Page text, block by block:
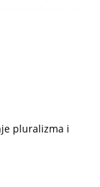
pluralizma i